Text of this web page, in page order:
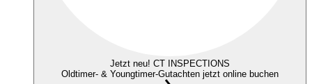
Jetzt neu! CT INSPECTIONS
Oldtimer- & Youngtimer-Gutachten jetzt online buchen